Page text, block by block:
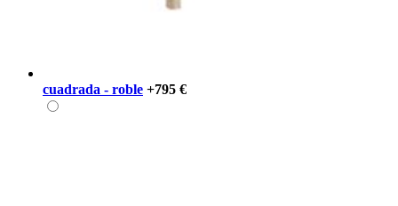
cuadrada - roble +795 €